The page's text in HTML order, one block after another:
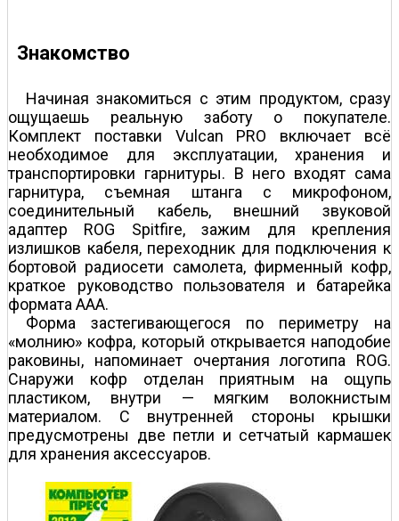
Знакомство
Начиная знакомиться с этим продуктом, сразу
ощущаешь реальную заботу о покупателе.
Комплект поставки Vulcan PRO включает всё
необходимое для эксплуатации, хранения и
транспортировки гарнитуры. В него входят сама
гарнитура, съемная штанга с микрофоном,
соединительный кабель, внешний звуковой
адаптер ROG Spitfire, зажим для крепления
излишков кабеля, переходник для подключения к
бортовой радиосети самолета, фирменный кофр,
краткое руководство пользователя и батарейка
формата ААА.
Форма застегивающегося по периметру на
«молнию» кофра, который открывается наподобие
раковины, напоминает очертания логотипа ROG.
Снаружи кофр отделан приятным на ощупь
пластиком, внутри — мягким волокнистым
материалом. С внутренней стороны крышки
предусмотрены две петли и сетчатый кармашек
для хранения аксессуаров.